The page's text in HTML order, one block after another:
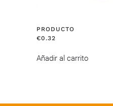
PRODUCTO
€0.32
Añadir al carrito